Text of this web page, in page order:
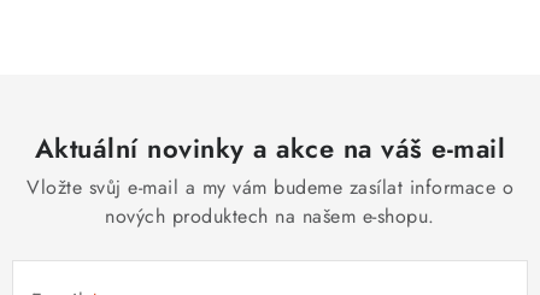
a
c
p
r
Aktuální novinky a akce na váš e-mail
Vložte svůj e-mail a my vám budeme zasílat informace o
nových produktech na našem e-shopu.